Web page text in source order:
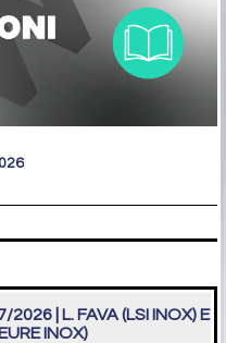
| L. FAVA (LSI INOX) E
INOX)